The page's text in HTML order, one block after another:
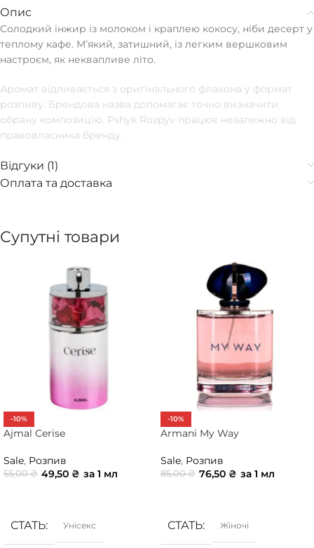
Опис
Солодкий інжир із молоком і краплею кокосу, ніби десерт у
теплому кафе. Мʼякий, затишний, із легким вершковим
настроєм, як неквапливе літо.
Аромат відливається з оригінального флакона у формат
розпиву. Брендова назва допомагає точно визначити
обрану композицію. Pshyk Rozpyv працює незалежно від
правовласника бренду.
Відгуки (1)
Оплата та доставка
Супутні товари
-10%
Ajmal Cerise
Sale, Розпив
55,00₴ 49,50 ₴ за 1 мл
СТАТЬ Унісекс
-10%
Armani My Way
Sale, Розпив
85,00₴ 76,50 ₴ за 1 мл
СТАТЬ Жіночі